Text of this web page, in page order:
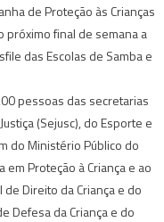
de Proteção às Crianças
próximo final de semana a
das Escolas de Samba e
pessoas das secretarias
(Sejusc), do Esporte e
do Ministério Público do
em Proteção à Criança e ao
de Direito da Criança e do
Defesa da Criança e do